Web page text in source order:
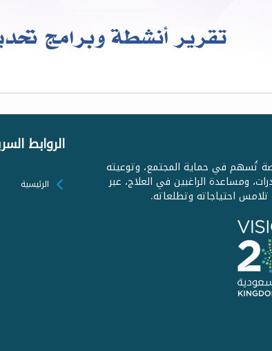
تُسهم في حماية المجتمع، وتوعيته
ومساعدة الراغبين في العلاج، عبر
احتياجاته وتطلعاته.
الروابط
الرئيسية